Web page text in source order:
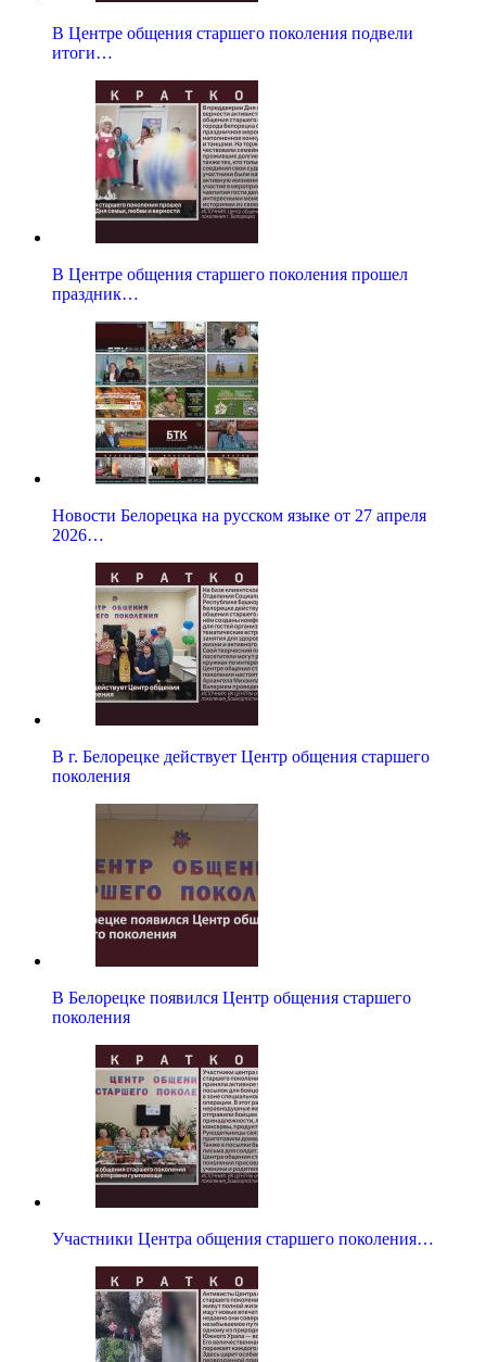
В Центре общения старшего поколения подвели
итоги…
В Центре общения старшего поколения прошел
праздник…
Новости Белорецка на русском языке от 27 апреля
2026…
В г. Белорецке действует Центр общения старшего
поколения
В Белорецке появился Центр общения старшего
поколения
Участники Центра общения старшего поколения…